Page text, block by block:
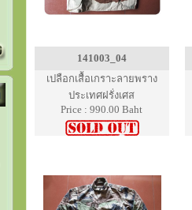
141003_04
เปลือกเสื้อเกราะลายพราง
ประเทศฝรั่งเศส
Price : 990.00 Baht